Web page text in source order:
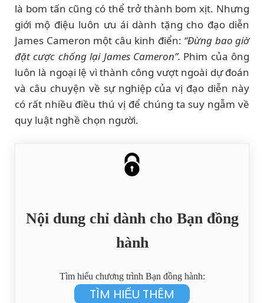
là bom tấn cũng có thể trở thành bom xịt. Nhưng
giới mộ điệu luôn ưu ái dành tặng cho đạo diễn
James Cameron một câu kinh điển: “Đừng bao giờ
đặt cược chống lại James Cameron”. Phim của ông
luôn là ngoại lệ vì thành công vượt ngoài dự đoán
và câu chuyện về sự nghiệp của vị đạo diễn này
có rất nhiều điều thú vị để chúng ta suy ngẫm về
quy luật nghề chọn người.
Nội dung chỉ dành cho Bạn đồng
hành
Tìm hiểu chương trình Bạn đồng hành:
TÌM HIỂU THÊM